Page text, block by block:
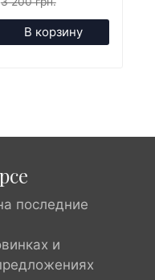
В корзину
последние
и